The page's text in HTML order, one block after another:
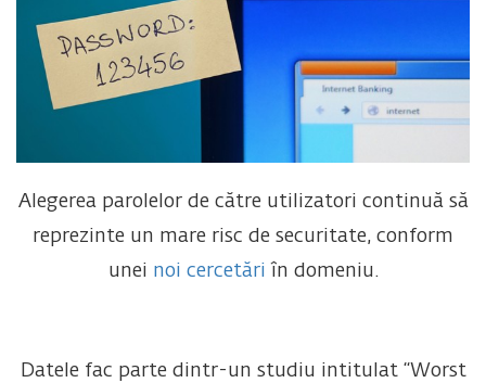
Alegerea parolelor de către utilizatori continuă să
reprezinte un mare risc de securitate, conform
unei noi cercetări în domeniu.
Datele fac parte dintr-un studiu intitulat “Worst